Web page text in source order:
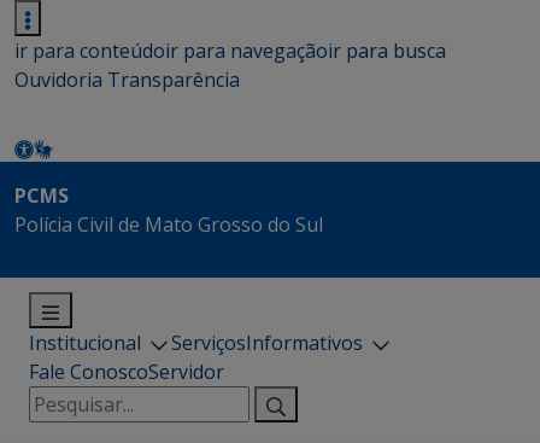
ir para conteúdoir para navegaçãoir para busca
Ouvidoria Transparência
PCMS
Polícia Civil de Mato Grosso do Sul
Institucional ServiçosInformativos
Fale ConoscoServidor
Pesquisar
por: